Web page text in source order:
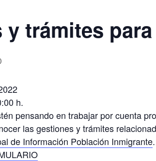
trámites
h.
pensando en trabajar por cuenta
las gestiones y trámites
de Información Población Inmigrante.